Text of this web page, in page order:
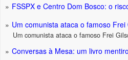
FSSPX e Centro Dom Bosco: o
Um comunista ataca o famoso Frei
Um comunista ataca o famoso Frei
Conversas à Mesa: um livro